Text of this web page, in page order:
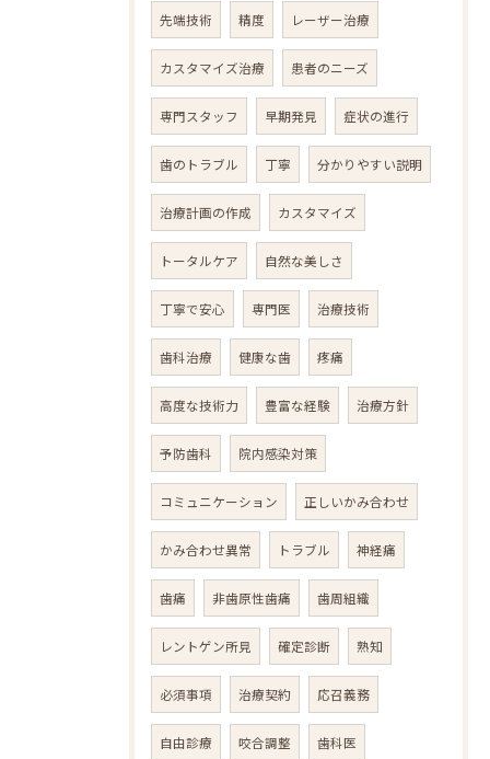
先端技術 精度 レーザー治療
カスタマイズ治療 患者のニーズ
専門スタッフ 早期発見 症状の進行
歯のトラブル 丁寧 分かりやすい説明
治療計画の作成 カスタマイズ
トータルケア 自然な美しさ
丁寧で安心 専門医 治療技術
歯科治療 健康な歯 疼痛
高度な技術力 豊富な経験 治療方針
予防歯科 院内感染対策
コミュニケーション 正しいかみ合わせ
かみ合わせ異常 トラブル 神経痛
歯痛 非歯原性歯痛 歯周組織
レントゲン所見 確定診断 熟知
必須事項 治療契約 応召義務
自由診療 咬合調整 歯科医